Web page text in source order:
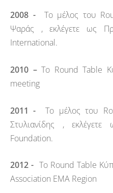
2008 -Το μέλος του
Ψαράς , εκλέγετε ως
International.
2010 –Το Round Table
meeting
2011 - Το μέλος του
Στυλιανίδης
, εκλέγετε
Foundation.
2012 - Το Round Table
Association EMA Region